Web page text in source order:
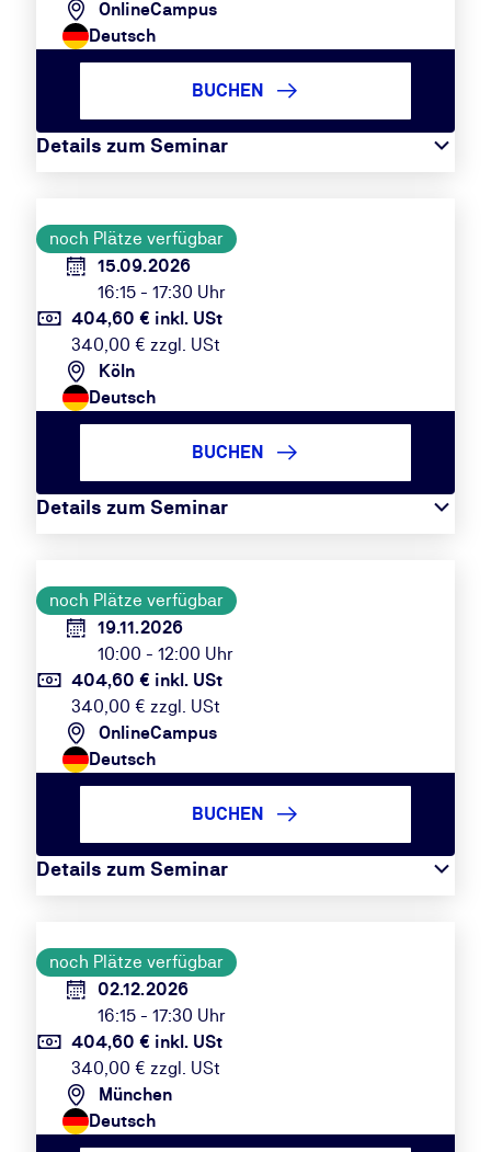
OnlineCampus
Deutsch
Details zum Seminar
BUCHEN
noch Plätze verfügbar
15.09.2026
16:15 - 17:30 Uhr
404,60 € inkl. USt
340,00 € zzgl. USt
Köln
Deutsch
Details zum Seminar
BUCHEN
noch Plätze verfügbar
19.11.2026
10:00 - 12:00 Uhr
404,60 € inkl. USt
340,00 € zzgl. USt
OnlineCampus
Deutsch
Details zum Seminar
BUCHEN
noch Plätze verfügbar
02.12.2026
16:15 - 17:30 Uhr
404,60 € inkl. USt
340,00 € zzgl. USt
München
Deutsch